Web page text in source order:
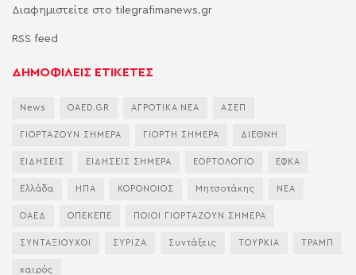
Διαφημιστείτε στο tilegrafimanews.gr
RSS feed
ΔΗΜΟΦΙΛΕΙΣ ΕΤΙΚΕΤΕΣ
News OAED.GR ΑΓΡΟΤΙΚΑ ΝΕΑ ΑΣΕΠ
ΓΙΟΡΤΑΖΟΥΝ ΣΗΜΕΡΑ ΓΙΟΡΤΗ ΣΗΜΕΡΑ ΔΙΕΘΝΗ
ΕΙΔΗΣΕΙΣ ΕΙΔΗΣΕΙΣ ΣΗΜΕΡΑ ΕΟΡΤΟΛΟΓΙΟ ΕΦΚΑ
Ελλάδα ΗΠΑ ΚΟΡΟΝΟΙΟΣ Μητσοτάκης ΝΕΑ
ΟΑΕΔ ΟΠΕΚΕΠΕ ΠΟΙΟΙ ΓΙΟΡΤΑΖΟΥΝ ΣΗΜΕΡΑ
ΣΥΝΤΑΞΙΟΥΧΟΙ ΣΥΡΙΖΑ Συντάξεις ΤΟΥΡΚΙΑ ΤΡΑΜΠ
καιρός